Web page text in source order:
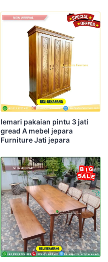
lemari pakaian pintu 3 jati
gread A mebel jepara
Furniture Jati jepara